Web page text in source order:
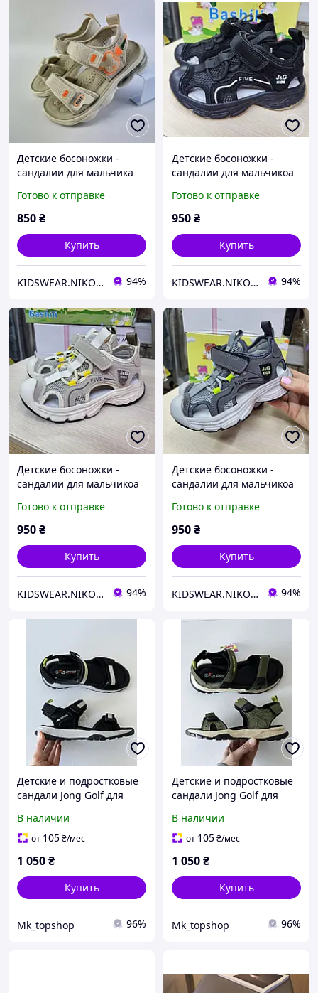
Детские босоножки -
сандалии для мальчика
Готово к отправке
850₴
Купить
KIDSWEAR.NIKO Магазин детской одежды и обуви 94%
Детские босоножки -
сандалии для мальчикоа
носком размеры 28,31
Готово к отправке
950₴
Купить
KIDSWEAR.NIKO Магазин детской одежды и обуви 94%
Детские босоножки -
сандалии для мальчикоа
носком размеры
27,29,30,31
Готово к отправке
950₴
Купить
KIDSWEAR.NIKO Магазин детской одежды и обуви 94%
Детские босоножки -
сандалии для мальчикоа
носком размеры 28,31
Готово к отправке
950₴
Купить
KIDSWEAR.NIKO Магазин детской одежды и обуви 94%
Детские и подростковые
сандали Jong Golf для
черные с кожаной
стелькой 20 см, весна-
В наличии
от 105₴/мес
1 050₴
Купить
Mk_topshop 96%
Детские и подростковые
сандали Jong Golf для
зеленые с кожаной
стелькой 20 см, весна-
В наличии
от 105₴/мес
1 050₴
Купить
Mk_topshop 96%